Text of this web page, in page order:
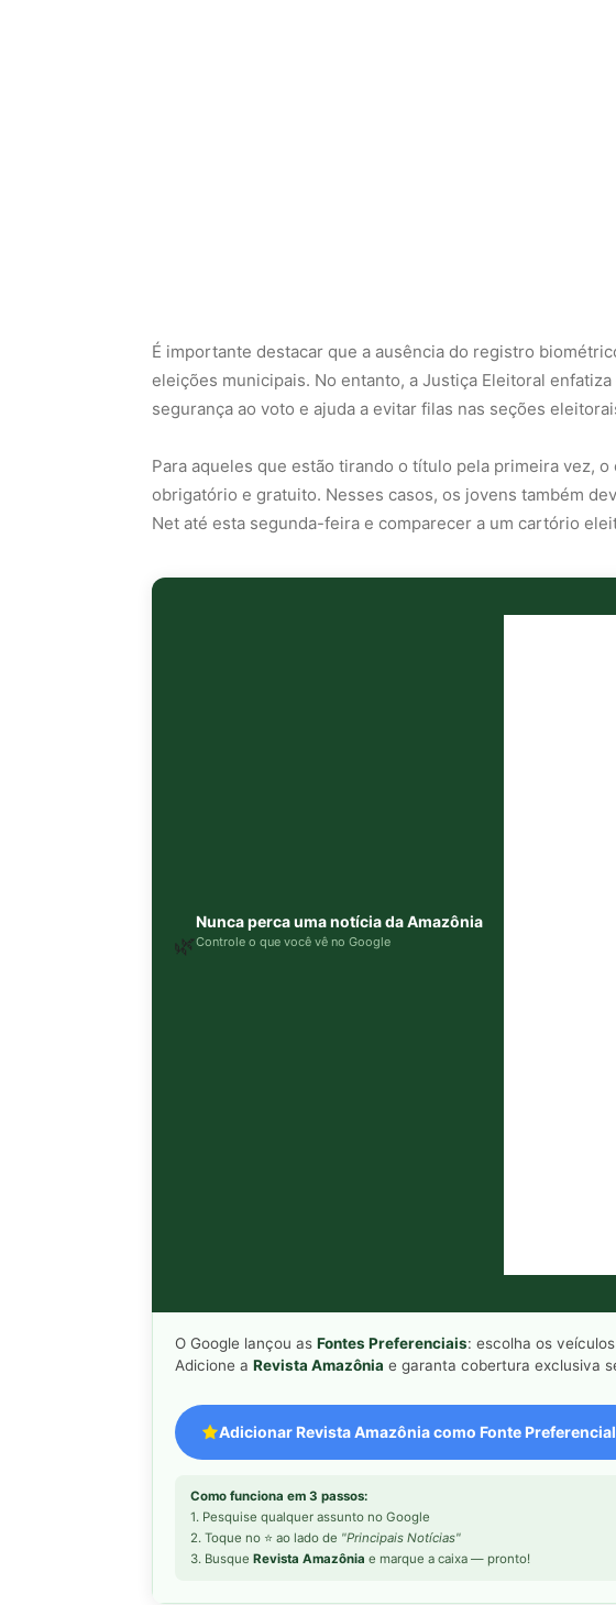
É importante destacar que a ausência do registro
eleições municipais. No entanto, a Justiça Eleitoral
segurança ao voto e ajuda a evitar filas nas seções
Para aqueles que estão tirando o título pela primeira vez,
obrigatório e gratuito. Nesses casos, os jovens também
Net até esta segunda-feira e comparecer a um cartório
🌿
Nunca perca uma notícia da Amazônia
Controle o que você vê no Google
O Google lançou as Fontes Preferenciais: escolha os
Adicione a Revista Amazônia e garanta cobertura exclusiva
Adicionar Revista Amazônia como Fonte Preferencial
Como funciona em 3 passos:
1. Pesquise qualquer assunto no Google
2. Toque no ⭐ ao lado de "Principais Notícias"
3. Busque Revista Amazônia e marque a caixa — pronto!